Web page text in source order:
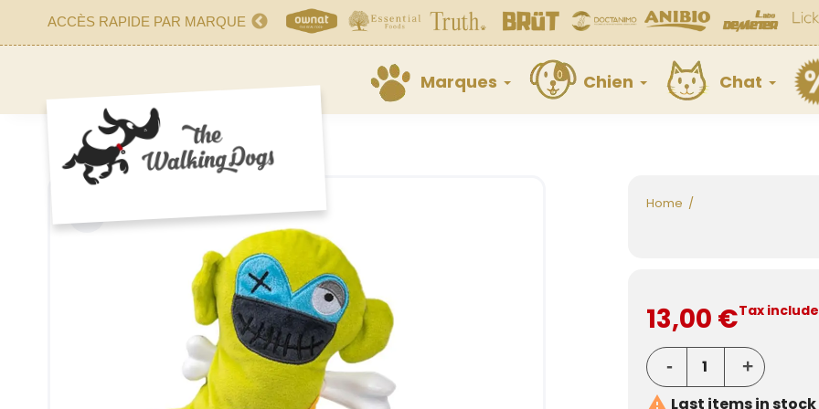
ACCÈS RAPIDE PAR MARQUE
Marques Chien Chat
Home
13,00 €Tax
 Last items in stock